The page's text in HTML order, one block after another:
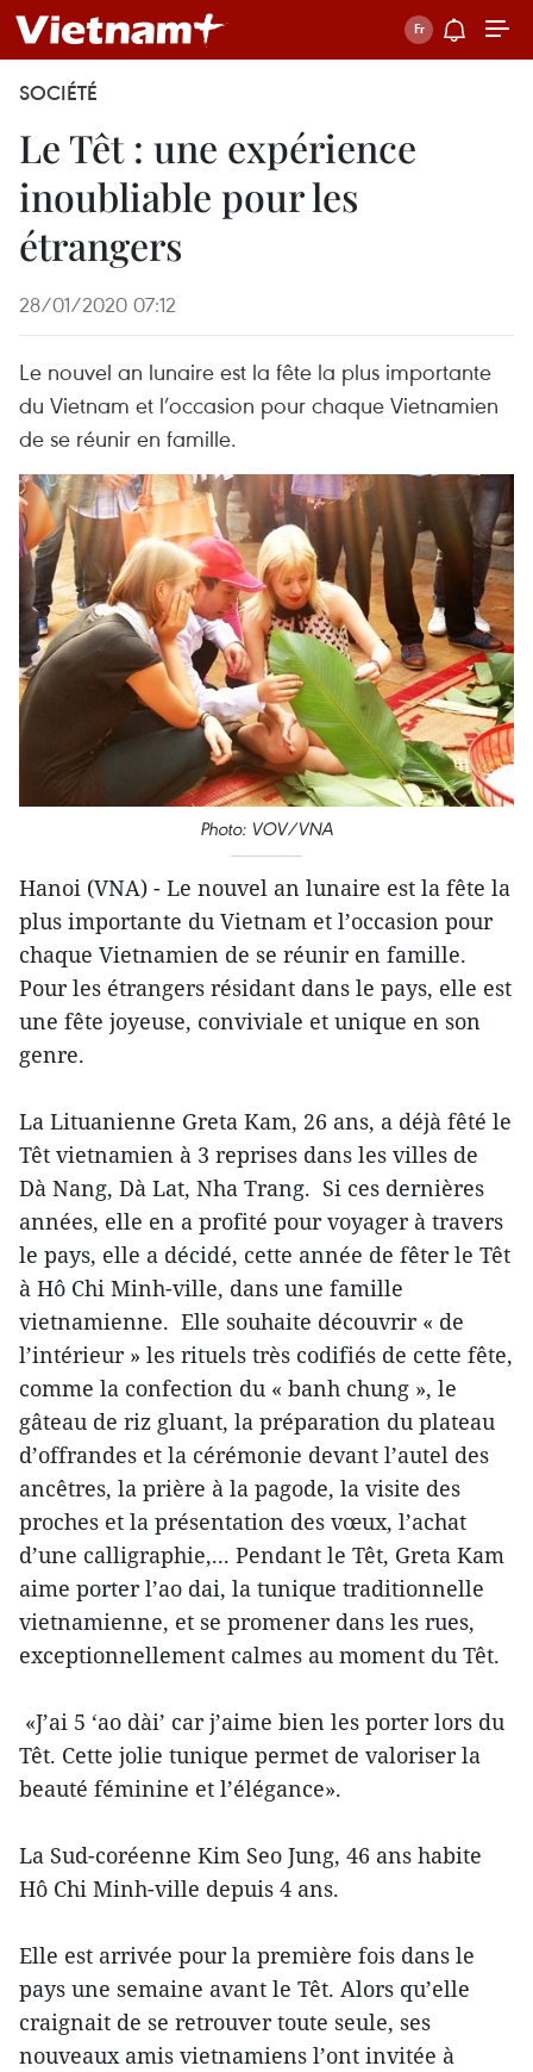
SOCIÉTÉ
Le Têt : une expérience
inoubliable pour les
étrangers
28/01/2020 07:12
Le nouvel an lunaire est la fête la plus importante
du Vietnam et l’occasion pour chaque Vietnamien
de se réunir en famille.
Photo: VOV/VNA
Hanoi (VNA) - Le nouvel an lunaire est la fête la
plus importante du Vietnam et l’occasion pour
chaque Vietnamien de se réunir en famille.
Pour les étrangers résidant dans le pays, elle est
une fête joyeuse, conviviale et unique en son
genre.
La Lituanienne Greta Kam, 26 ans, a déjà fêté le
Têt vietnamien à 3 reprises dans les villes de
Dà Nang, Dà Lat, Nha Trang. Si ces dernières
années, elle en a profité pour voyager à travers
le pays, elle a décidé, cette année de fêter le Têt
à Hô Chi Minh-ville, dans une famille
vietnamienne. Elle souhaite découvrir « de
l’intérieur » les rituels très codifiés de cette fête,
comme la confection du « banh chung », le
gâteau de riz gluant, la préparation du plateau
d’offrandes et la cérémonie devant l’autel des
ancêtres, la prière à la pagode, la visite des
proches et la présentation des vœux, l’achat
d’une calligraphie,... Pendant le Têt, Greta Kam
aime porter l’ao dai, la tunique traditionnelle
vietnamienne, et se promener dans les rues,
exceptionnellement calmes au moment du Têt.
«J’ai 5 ‘ao dài’ car j’aime bien les porter lors du
Têt. Cette jolie tunique permet de valoriser la
beauté féminine et l’élégance».
La Sud-coréenne Kim Seo Jung, 46 ans habite
Hô Chi Minh-ville depuis 4 ans.
Elle est arrivée pour la première fois dans le
pays une semaine avant le Têt. Alors qu’elle
craignait de se retrouver toute seule, ses
nouveaux amis vietnamiens l’ont invitée à